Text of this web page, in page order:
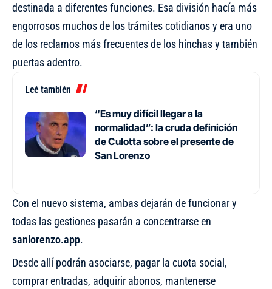
destinada a diferentes funciones. Esa división hacía más
engorrosos muchos de los trámites cotidianos y era uno
de los reclamos más frecuentes de los hinchas y también
puertas adentro.
Leé también
“Es muy difícil llegar a la
normalidad”: la cruda definición
de Culotta sobre el presente de
San Lorenzo
Con el nuevo sistema, ambas dejarán de funcionar y
todas las gestiones pasarán a concentrarse en
sanlorenzo.app.
Desde allí podrán asociarse, pagar la cuota social,
comprar entradas, adquirir abonos, mantenerse